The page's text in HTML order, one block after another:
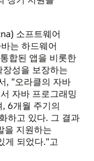
소프트웨어
는 하드웨어
합된 앱을 비롯한
성을 보장하는
, "오라클의 자바
자바 프로그래밍
6개월 주기의
하고 있다. 그 결과
을 지원하는
게 되었다."고